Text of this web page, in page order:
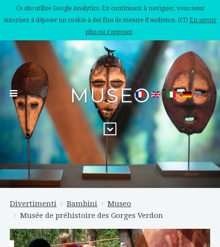
Ce site utilise Google Analytics. En continuant à naviguer, vous nous
autorisez à déposer un cookie à des fins de mesure d'audience. (IT) En savoir
plus ou s'opposer.
MUSEO
Divertimenti Bambini
Museo
Musée de préhistoire des Gorges Verdon